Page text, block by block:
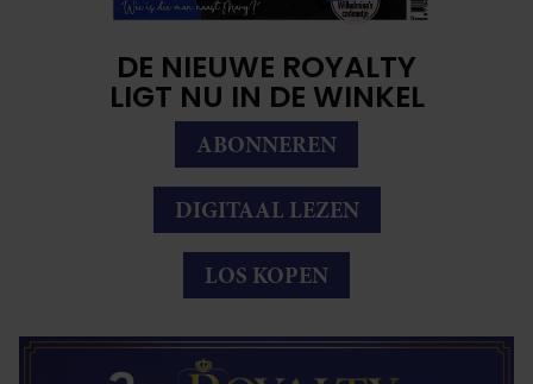
DE NIEUWE ROYALTY
LIGT NU IN DE WINKEL
ABONNEREN
DIGITAAL LEZEN
LOS KOPEN